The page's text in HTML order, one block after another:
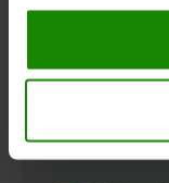
gesammelt haben.
nach den
Bild- und